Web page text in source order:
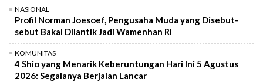
NASIONAL
Profil Norman Joesoef, Pengusaha Muda yang Disebut-
sebut Bakal Dilantik Jadi Wamenhan RI
KOMUNITAS
4 Shio yang Menarik Keberuntungan Hari Ini 5 Agustus
2026: Segalanya Berjalan Lancar